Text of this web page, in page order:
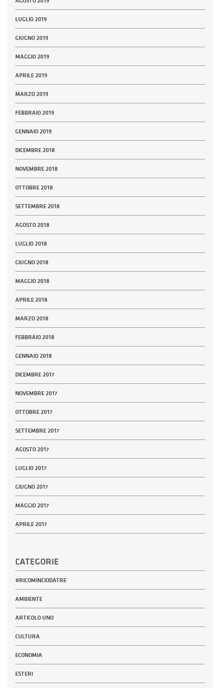
LUGLIO 2019
GIUGNO 2019
MAGGIO 2019
APRILE 2019
MARZO 2019
FEBBRAIO 2019
GENNAIO 2019
DICEMBRE 2018
NOVEMBRE 2018
OTTOBRE 2018
SETTEMBRE 2018
AGOSTO 2018
LUGLIO 2018
GIUGNO 2018
MAGGIO 2018
APRILE 2018
MARZO 2018
FEBBRAIO 2018
GENNAIO 2018
DICEMBRE 2017
NOVEMBRE 2017
OTTOBRE 2017
SETTEMBRE 2017
AGOSTO 2017
LUGLIO 2017
GIUGNO 2017
MAGGIO 2017
APRILE 2017
CATEGORIE
#RICOMINCIODATRE
AMBIENTE
ARTICOLO UNO
CULTURA
ECONOMIA
ESTERI